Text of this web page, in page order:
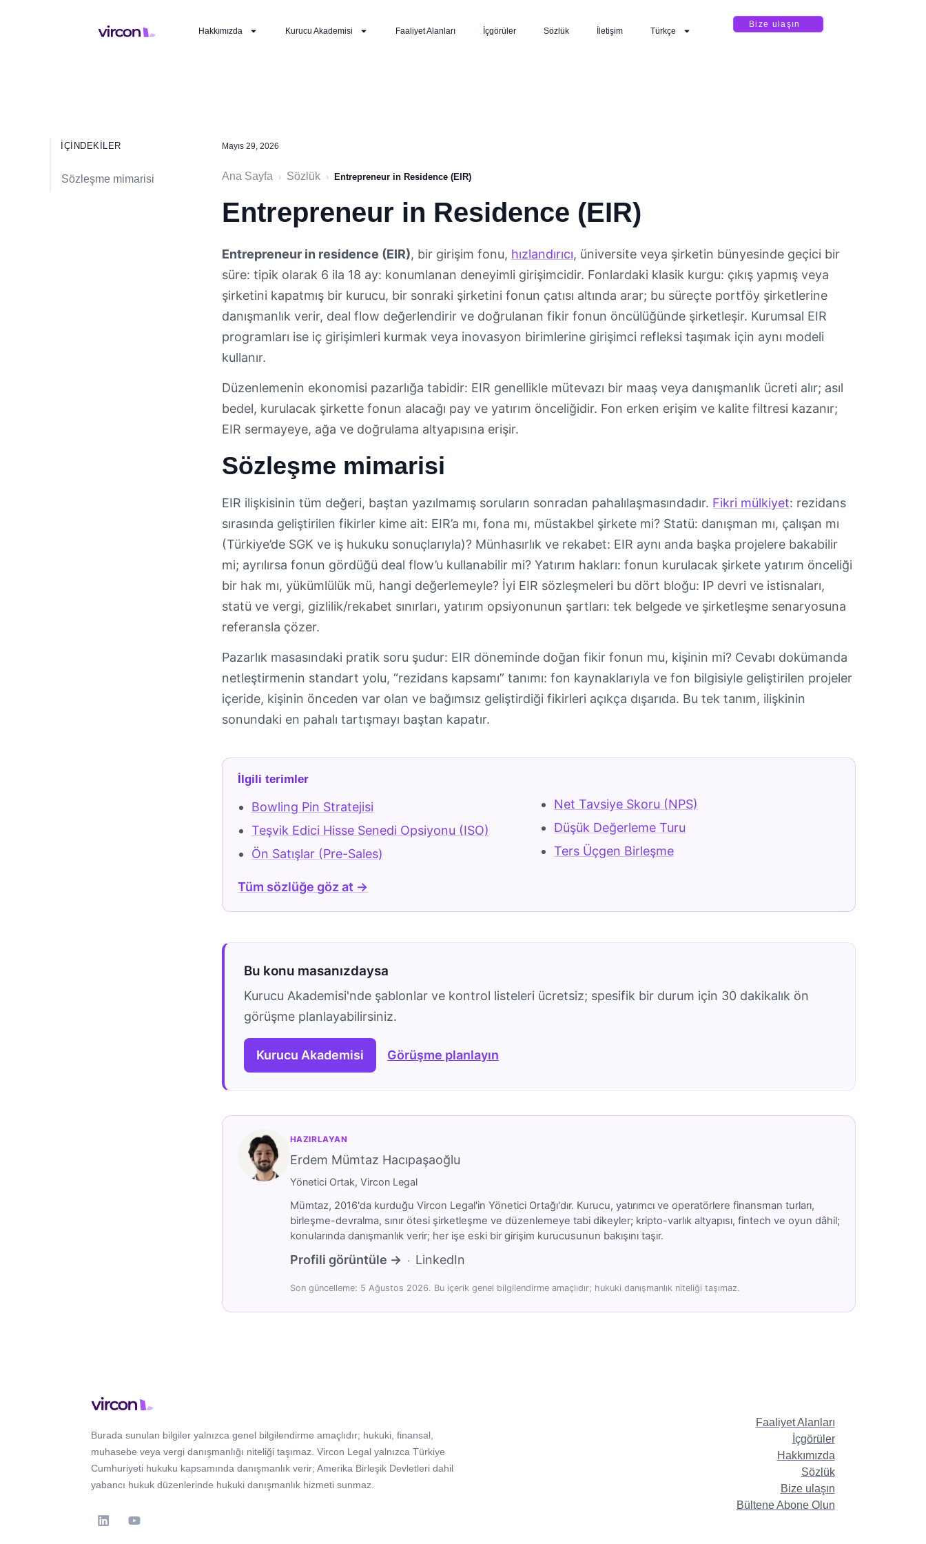
Hakkımızda Kurucu Akademisi Faaliyet Alanları İçgörüler Sözlük İletişim Türkçe
Bize ulaşın
İÇINDEKILER
Sözleşme mimarisi
Mayıs 29, 2026
Ana Sayfa › Sözlük › Entrepreneur in Residence (EIR)
Entrepreneur in Residence (EIR)
Entrepreneur in residence (EIR), bir girişim fonu, hızlandırıcı, üniversite veya şirketin bünyesinde geçici bir
süre: tipik olarak 6 ila 18 ay: konumlanan deneyimli girişimcidir. Fonlardaki klasik kurgu: çıkış yapmış veya
şirketini kapatmış bir kurucu, bir sonraki şirketini fonun çatısı altında arar; bu süreçte portföy şirketlerine
danışmanlık verir, deal flow değerlendirir ve doğrulanan fikir fonun öncülüğünde şirketleşir. Kurumsal EIR
programları ise iç girişimleri kurmak veya inovasyon birimlerine girişimci refleksi taşımak için aynı modeli
kullanır.
Düzenlemenin ekonomisi pazarlığa tabidir: EIR genellikle mütevazı bir maaş veya danışmanlık ücreti alır; asıl
bedel, kurulacak şirkette fonun alacağı pay ve yatırım önceliğidir. Fon erken erişim ve kalite filtresi kazanır;
EIR sermayeye, ağa ve doğrulama altyapısına erişir.
Sözleşme mimarisi
EIR ilişkisinin tüm değeri, baştan yazılmamış soruların sonradan pahalılaşmasındadır. Fikri mülkiyet: rezidans
sırasında geliştirilen fikirler kime ait: EIR’a mı, fona mı, müstakbel şirkete mi? Statü: danışman mı, çalışan mı
(Türkiye’de SGK ve iş hukuku sonuçlarıyla)? Münhasırlık ve rekabet: EIR aynı anda başka projelere bakabilir
mi; ayrılırsa fonun gördüğü deal flow’u kullanabilir mi? Yatırım hakları: fonun kurulacak şirkete yatırım önceliği
bir hak mı, yükümlülük mü, hangi değerlemeyle? İyi EIR sözleşmeleri bu dört bloğu: IP devri ve istisnaları,
statü ve vergi, gizlilik/rekabet sınırları, yatırım opsiyonunun şartları: tek belgede ve şirketleşme senaryosuna
referansla çözer.
Pazarlık masasındaki pratik soru şudur: EIR döneminde doğan fikir fonun mu, kişinin mi? Cevabı dokümanda
netleştirmenin standart yolu, “rezidans kapsamı” tanımı: fon kaynaklarıyla ve fon bilgisiyle geliştirilen projeler
içeride, kişinin önceden var olan ve bağımsız geliştirdiği fikirleri açıkça dışarıda. Bu tek tanım, ilişkinin
sonundaki en pahalı tartışmayı baştan kapatır.
İlgili terimler
Bowling Pin Stratejisi
Teşvik Edici Hisse Senedi Opsiyonu (ISO)
Ön Satışlar (Pre-Sales)
Net Tavsiye Skoru (NPS)
Düşük Değerleme Turu
Ters Üçgen Birleşme
Tüm sözlüğe göz at →
Bu konu masanızdaysa
Kurucu Akademisi'nde şablonlar ve kontrol listeleri ücretsiz; spesifik bir durum için 30 dakikalık ön
görüşme planlayabilirsiniz.
Kurucu Akademisi Görüşme planlayın
HAZIRLAYAN
Erdem Mümtaz Hacıpaşaoğlu
Yönetici Ortak, Vircon Legal
Mümtaz, 2016'da kurduğu Vircon Legal'in Yönetici Ortağı'dır. Kurucu, yatırımcı ve operatörlere finansman turları,
birleşme-devralma, sınır ötesi şirketleşme ve düzenlemeye tabi dikeyler; kripto-varlık altyapısı, fintech ve oyun dâhil;
konularında danışmanlık verir; her işe eski bir girişim kurucusunun bakışını taşır.
Profili görüntüle → · LinkedIn
Son güncelleme: 5 Ağustos 2026. Bu içerik genel bilgilendirme amaçlıdır; hukuki danışmanlık niteliği taşımaz.
Burada sunulan bilgiler yalnızca genel bilgilendirme amaçlıdır; hukuki, finansal,
muhasebe veya vergi danışmanlığı niteliği taşımaz. Vircon Legal yalnızca Türkiye
Cumhuriyeti hukuku kapsamında danışmanlık verir; Amerika Birleşik Devletleri dahil
yabancı hukuk düzenlerinde hukuki danışmanlık hizmeti sunmaz.
Faaliyet Alanları
İçgörüler
Hakkımızda
Sözlük
Bize ulaşın
Bültene Abone Olun